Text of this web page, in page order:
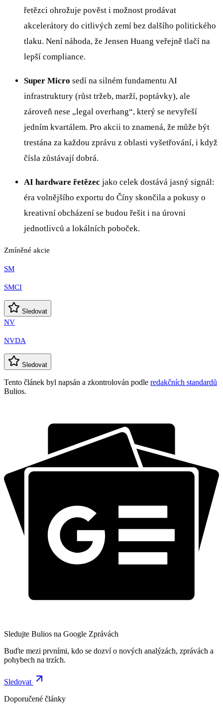
řetězci ohrožuje pověst i možnost prodávat
akcelerátory do citlivých zemí bez dalšího politického
tlaku. Není náhoda, že Jensen Huang veřejně tlačí na
lepší compliance.
Super Micro sedí na silném fundamentu AI
infrastruktury (růst tržeb, marží, poptávky), ale
zároveň nese „legal overhang“, který se nevyřeší
jedním kvartálem. Pro akcii to znamená, že může být
trestána za každou zprávu z oblasti vyšetřování, i když
čísla zůstávají dobrá.
AI hardware řetězec jako celek dostává jasný signál:
éra volnějšího exportu do Číny skončila a pokusy o
kreativní obcházení se budou řešit i na úrovni
jednotlivců a lokálních poboček.
Zmíněné akcie
SM
SMCI
Sledovat
NV
NVDA
Sledovat
Tento článek byl napsán a zkontrolován podle redakčních standardů
Bulios.
Sledujte Bulios na Google Zprávách
Buďte mezi prvními, kdo se dozví o nových analýzách, zprávách a
pohybech na trzích.
Sledovat
Doporučené články